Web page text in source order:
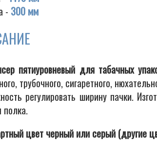
- 300 мм
пятиуровневый для табачных
трубочного, сигаретного,
регулировать ширину пачки.
цвет черный или серый (другие